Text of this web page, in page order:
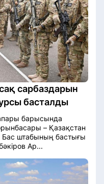
сарбаздарын
басталды
барысында
– Қазақстан
Бас штабының бастығы
Ар...